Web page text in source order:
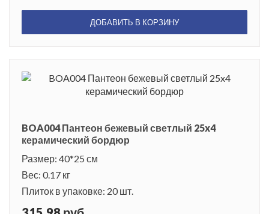
ДОБАВИТЬ В КОРЗИНУ
BOA004 Пантеон бежевый светлый 25x4
керамический бордюр
Размер: 40*25 см
Вес: 0.17 кг
Плиток в упаковке: 20 шт.